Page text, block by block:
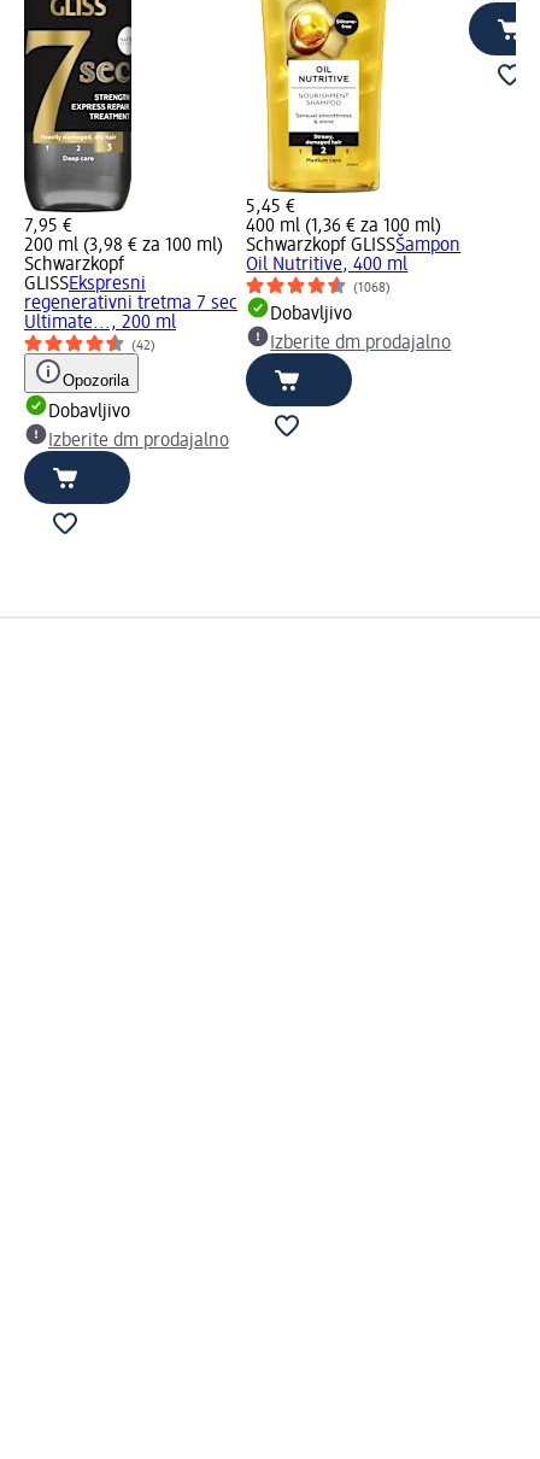
7,95 €
200 ml (3,98 € za 100 ml)
Schwarzkopf
GLISSEkspresni
regenerativni tretma 7 sec
Ultimate..., 200 ml
(42)
Opozorila
Dobavljivo
Izberite dm prodajalno
5,45 €
400 ml (1,36 € za 100 ml)
Schwarzkopf GLISSŠampon
Oil Nutritive, 400 ml
(1068)
Dobavljivo
Izberite dm prodajalno